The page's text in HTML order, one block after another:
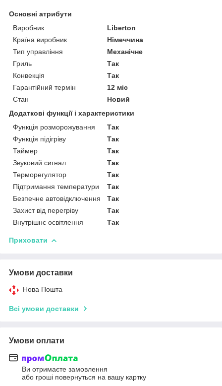
Основні атрибути
Виробник
Liberton
Країна виробник
Німеччина
Тип управління
Механічне
Гриль
Так
Конвекція
Так
Гарантійний термін
12 міс
Стан
Новий
Додаткові функції і характеристики
Функція розморожування
Так
Функція підігріву
Так
Таймер
Так
Звуковий сигнал
Так
Терморегулятор
Так
Підтримання температури
Так
Безпечне автовідключення
Так
Захист від перегріву
Так
Внутрішнє освітлення
Так
Приховати
Умови доставки
Нова Пошта
Всі умови доставки
Умови оплати
Ви отримаєте замовлення
або гроші повернуться на вашу картку